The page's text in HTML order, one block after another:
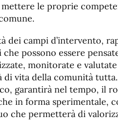
le proprie
dei campi d’intervento,
possono essere
monitorate e
vita della comunità
garantirà nel tempo, il
in forma sperimentale,
che permetterà di